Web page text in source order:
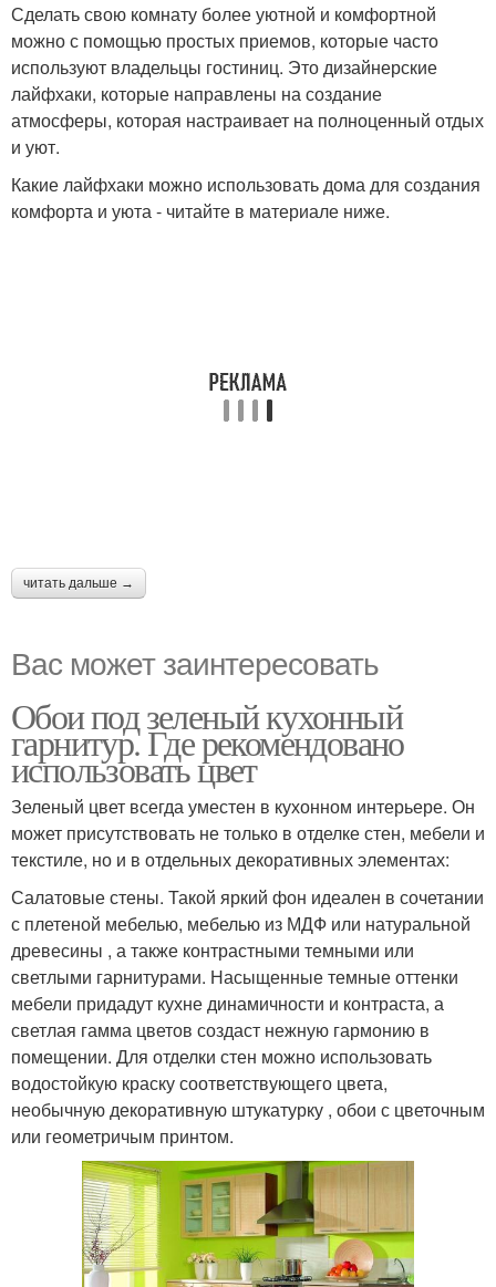
Сделать свою комнату более уютной и комфортной
можно с помощью простых приемов, которые часто
используют владельцы гостиниц. Это дизайнерские
лайфхаки, которые направлены на создание
атмосферы, которая настраивает на полноценный отдых
и уют.
Какие лайфхаки можно использовать дома для создания
комфорта и уюта - читайте в материале ниже.
читать дальше →
Вас может заинтересовать
Обои под зеленый кухонный
гарнитур. Где рекомендовано
использовать цвет
Зеленый цвет всегда уместен в кухонном интерьере. Он
может присутствовать не только в отделке стен, мебели и
текстиле, но и в отдельных декоративных элементах:
Салатовые стены. Такой яркий фон идеален в сочетании
с плетеной мебелью, мебелью из МДФ или натуральной
древесины , а также контрастными темными или
светлыми гарнитурами. Насыщенные темные оттенки
мебели придадут кухне динамичности и контраста, а
светлая гамма цветов создаст нежную гармонию в
помещении. Для отделки стен можно использовать
водостойкую краску соответствующего цвета,
необычную декоративную штукатурку , обои с цветочным
или геометричым принтом.